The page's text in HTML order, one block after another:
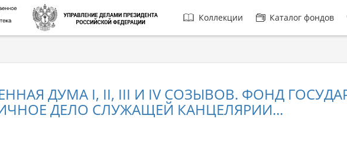
Главная
навигация
Коллекции Каталог фондов
ДУМА I, II, III И IV СОЗЫВОВ. ФОНД
ДЕЛО СЛУЖАЩЕЙ КАНЦЕЛЯРИИ...